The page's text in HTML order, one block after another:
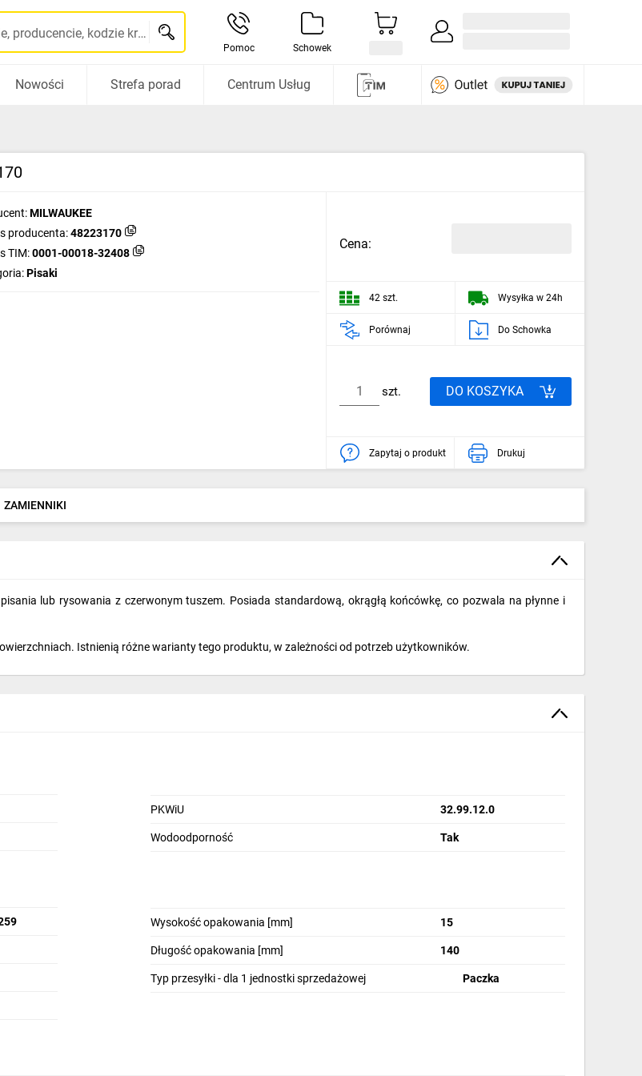
Szukaj po nazwie, indeksie, producencie, kodzie kreskowym...
Pomoc Schowek
Nowości Strefa porad Centrum Usług
MILWAUKEE
producenta:48223170
TIM:0001-00018-32408
Pisaki
Cena:
42 szt. Wysyłka w 24h
Porównaj Do Schowka
szt. DO KOSZYKA
Zapytaj o produkt Drukuj
ZAMIENNIKI
lub rysowania z czerwonym tuszem. Posiada standardową, okrągłą końcówkę, co pozwala na płynne i
Istnienią różne warianty tego produktu, w zależności od potrzeb użytkowników.
PKWiU 32.99.12.0
Wodoodporność Tak
Wysokość opakowania [mm] 15
Długość opakowania [mm] 140
Typ przesyłki - dla 1 jednostki sprzedażowej Paczka